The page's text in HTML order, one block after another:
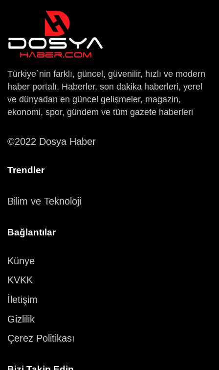
Türkiye`nin farklı, güncel, güvenilir, hızlı ve modern
haber portalı. Haberler, son dakika haberleri, yerel
ve dünyadan en güncel gelişmeler, magazin,
ekonomi, spor, gündem ve tüm gazete haberleri
©2022 Dosya Haber
Trendler
Bilim ve Teknoloji
Bağlantılar
Künye
KVKK
İletişim
Gizlilik
Çerez Politikası